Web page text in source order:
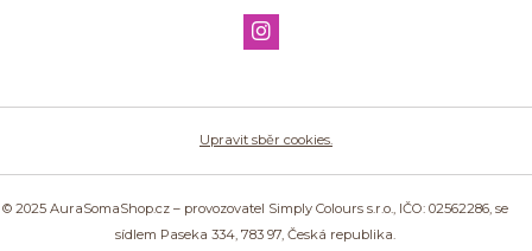
Upravit sběr cookies.
© 2025 AuraSomaShop.cz – provozovatel Simply Colours s.r.o., IČO: 02562286, se
sídlem Paseka 334, 783 97, Česká republika.